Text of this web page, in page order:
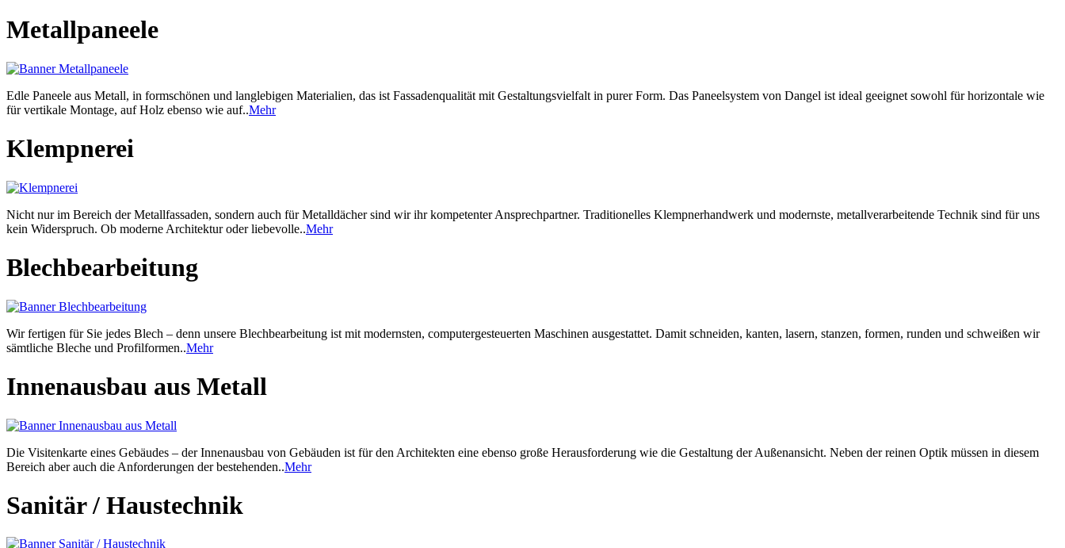
Metallpaneele
Edle Paneele aus Metall, in formschönen und langlebigen Materialien, das ist Fassadenqualität mit Gestaltungsvielfalt in purer Form. Das Paneelsystem von Dangel ist ideal geeignet sowohl für horizontale wie
für vertikale Montage, auf Holz ebenso wie auf..Mehr
Klempnerei
Nicht nur im Bereich der Metallfassaden, sondern auch für Metalldächer sind wir ihr kompetenter Ansprechpartner. Traditionelles Klempnerhandwerk und modernste, metallverarbeitende Technik sind für uns
kein Widerspruch. Ob moderne Architektur oder liebevolle..Mehr
Blechbearbeitung
Wir fertigen für Sie jedes Blech – denn unsere Blechbearbeitung ist mit modernsten, computergesteuerten Maschinen ausgestattet. Damit schneiden, kanten, lasern, stanzen, formen, runden und schweißen wir
sämtliche Bleche und Profilformen..Mehr
Innenausbau aus Metall
Die Visitenkarte eines Gebäudes – der Innenausbau von Gebäuden ist für den Architekten eine ebenso große Herausforderung wie die Gestaltung der Außenansicht. Neben der reinen Optik müssen in diesem
Bereich aber auch die Anforderungen der bestehenden..Mehr
Sanitär / Haustechnik